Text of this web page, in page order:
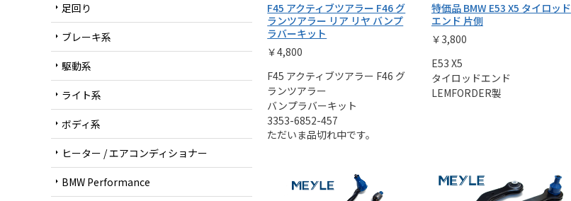
arrow_right 足回り
arrow_right ブレーキ系
arrow_right 駆動系
arrow_right ライト系
arrow_right ボディ系
arrow_right ヒーター / エアコンディショナー
arrow_right BMW Performance
F45 アクティブツアラー F46 グ
ランツアラー リア リヤ バンプ
ラバーキット
￥4,800
F45 アクティブツアラー F46 グ
ランツアラー
バンプラバーキット
3353-6852-457
ただいま品切れ中です。
特価品 BMW E53 X5 タイロッド
エンド 片側
￥3,800
E53 X5
タイロッドエンド
LEMFORDER製